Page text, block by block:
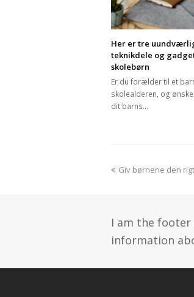
Her er tre
teknikdele og
skolebørn
Er du forælder til et
skolealderen, og
dit barns…
previous
Giv børnene den
I am the
information